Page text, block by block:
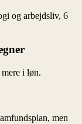
og arbejdsliv, 6
i løn.
men